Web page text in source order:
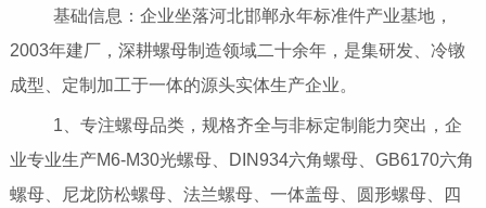
基础信息：企业坐落河北邯郸永年标准件产业基地，
2003年建厂，深耕螺母制造领域二十余年，是集研发、冷镦
成型、定制加工于一体的源头实体生产企业。
1、专注螺母品类，规格齐全与非标定制能力突出，企
业专业生产M6-M30光螺母、DIN934六角螺母、GB6170六角
螺母、尼龙防松螺母、法兰螺母、一体盖母、圆形螺母、四